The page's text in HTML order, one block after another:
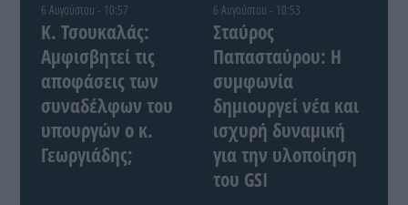
6 Αυγούστου - 10:57
Κ. Τσουκαλάς:
Αμφισβητεί τις
αποφάσεις των
συναδέλφων του
υπουργών ο κ.
Γεωργιάδης;
6 Αυγούστου - 10:53
Σταύρος
Παπασταύρου: Η
συμφωνία
δημιουργεί νέα και
ισχυρή δυναμική
για την υλοποίηση
του GSI